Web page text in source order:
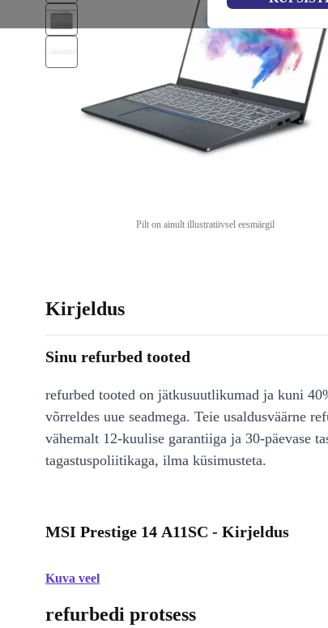
Pilt on ainult illustratiivsel eesmärgil
Kirjeldus
Sinu refurbed tooted
refurbed tooted on jätkusuutlikumad ja kuni
võrreldes uue seadmega. Teie usaldusväärne
vähemalt 12-kuulise garantiiga ja 30-päevase
tagastuspoliitikaga, ilma küsimusteta.
MSI Prestige 14 A11SC - Kirjeldus
Kuva veel
refurbedi protsess